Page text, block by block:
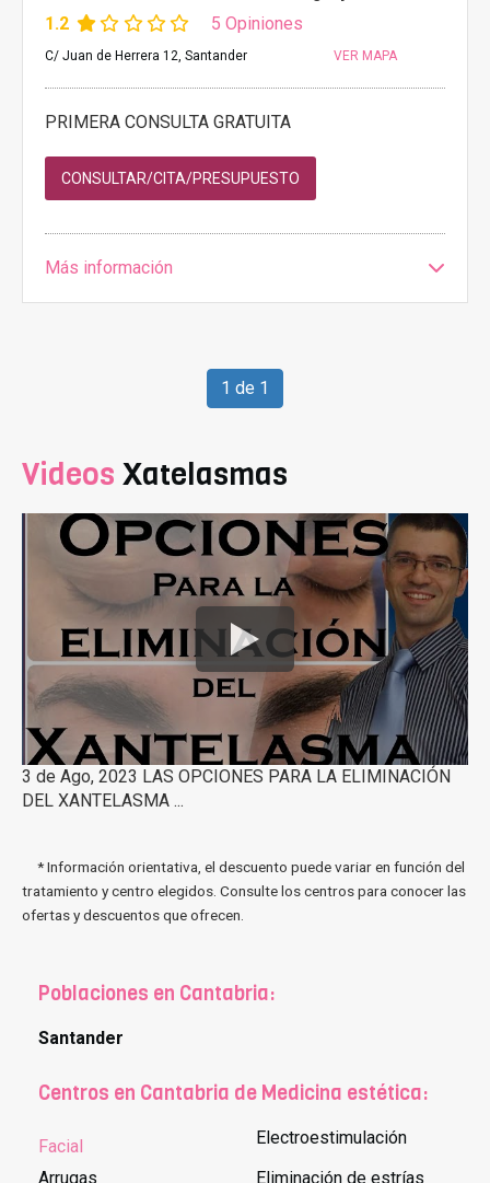
1.2 5 Opiniones
C/ Juan de Herrera 12, Santander VER MAPA
PRIMERA CONSULTA GRATUITA
CONSULTAR/CITA/PRESUPUESTO
Más información
1 de 1
Videos Xatelasmas
3 de Ago, 2023 LAS OPCIONES PARA LA ELIMINACIÓN
DEL XANTELASMA ...
* Información orientativa, el descuento puede variar en función del
tratamiento y centro elegidos. Consulte los centros para conocer las
ofertas y descuentos que ofrecen.
Poblaciones en Cantabria:
Santander
Centros en Cantabria de Medicina estética:
Facial
Arrugas
Electroestimulación
Eliminación de estrías